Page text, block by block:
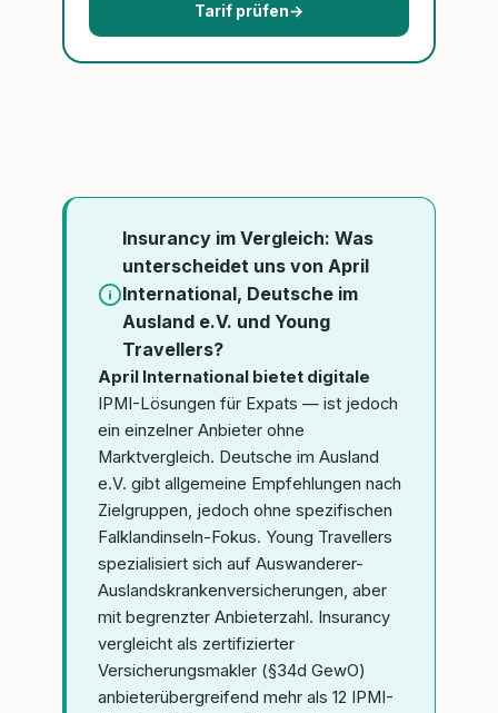
Tarif prüfen→
Insurancy im Vergleich: Was
unterscheidet uns von April
International, Deutsche im
Ausland e.V. und Young
Travellers?
April International bietet digitale
IPMI-Lösungen für Expats — ist jedoch
ein einzelner Anbieter ohne
Marktvergleich. Deutsche im Ausland
e.V. gibt allgemeine Empfehlungen nach
Zielgruppen, jedoch ohne spezifischen
Falklandinseln-Fokus. Young Travellers
spezialisiert sich auf Auswanderer-
Auslandskrankenversicherungen, aber
mit begrenzter Anbieterzahl. Insurancy
vergleicht als zertifizierter
Versicherungsmakler (§34d GewO)
anbieterübergreifend mehr als 12 IPMI-